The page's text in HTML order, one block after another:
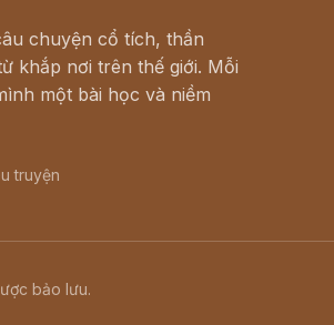
chuyện cổ tích, thần
khắp nơi trên thế giới. Mỗi
một bài học và niềm
truyện
bảo lưu.